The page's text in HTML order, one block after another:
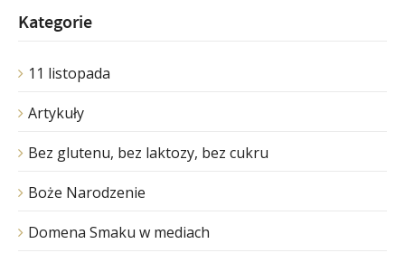
Kategorie
11 listopada
Artykuły
Bez glutenu, bez laktozy, bez cukru
Boże Narodzenie
Domena Smaku w mediach